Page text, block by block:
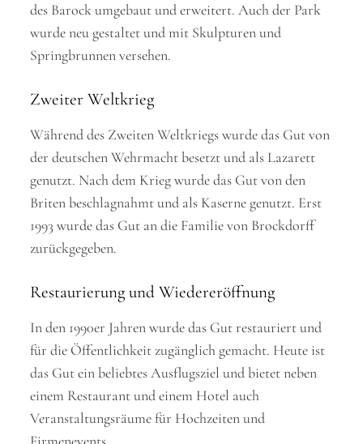
des Barock umgebaut und erweitert. Auch der Park
wurde neu gestaltet und mit Skulpturen und
Springbrunnen versehen.
Zweiter Weltkrieg
Während des Zweiten Weltkriegs wurde das Gut von
der deutschen Wehrmacht besetzt und als Lazarett
genutzt. Nach dem Krieg wurde das Gut von den
Briten beschlagnahmt und als Kaserne genutzt. Erst
1993 wurde das Gut an die Familie von Brockdorff
zurückgegeben.
Restaurierung und Wiedereröffnung
In den 1990er Jahren wurde das Gut restauriert und
für die Öffentlichkeit zugänglich gemacht. Heute ist
das Gut ein beliebtes Ausflugsziel und bietet neben
einem Restaurant und einem Hotel auch
Veranstaltungsräume für Hochzeiten und